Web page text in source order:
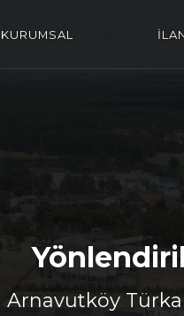
KURUMSAL
Arnavutköy